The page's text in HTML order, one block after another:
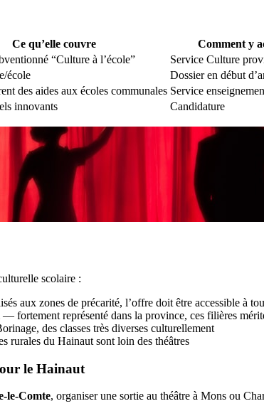
Ce qu’elle couvre
Comment y
“Culture à l’école”
Service Culture
école
Dossier en début
des aides aux écoles communales Service
innovants Candidature
scolaire :
aux zones de précarité, l’offre doit être accessible à
— fortement représenté dans la province, ces filières
des classes très diverses culturellement
rurales du Hainaut sont loin des théâtres
le Hainaut
le-Comte, organiser une sortie au théâtre à Mons ou